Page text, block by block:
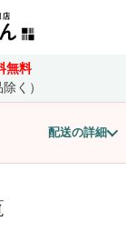
無料
く）
配送の詳細